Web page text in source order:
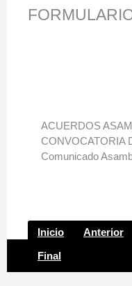
ACUERDOS
CONVOCATORIA
Comunicado
Inicio Anterior
Final